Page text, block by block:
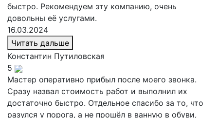
быстро. Рекомендуем эту компанию, очень
довольны её услугами.
16.03.2024
Читать дальше
Константин Путиловская
5
Мастер оперативно прибыл после моего звонка.
Сразу назвал стоимость работ и выполнил их
достаточно быстро. Отдельное спасибо за то, что
разулся у порога, а не прошёл в ванную в обуви,